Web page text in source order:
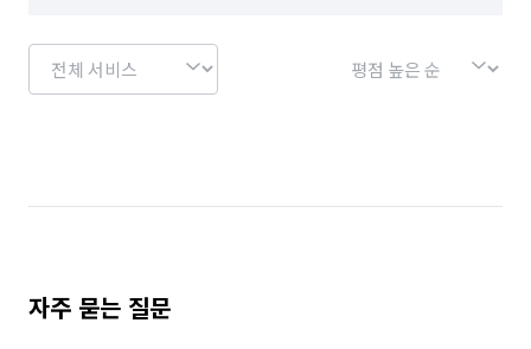
자주 묻는 질문